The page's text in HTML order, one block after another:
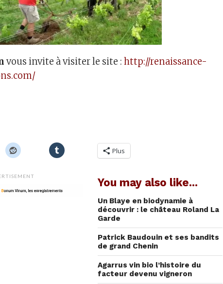
vous invite à visiter le site :http://renaissance-
Plus
You may also like...
Un Blaye en biodynamie à
découvrir : le château Roland La
Garde
Patrick Baudouin et ses bandits
de grand Chenin
Agarrus vin bio l’histoire du
facteur devenu vigneron